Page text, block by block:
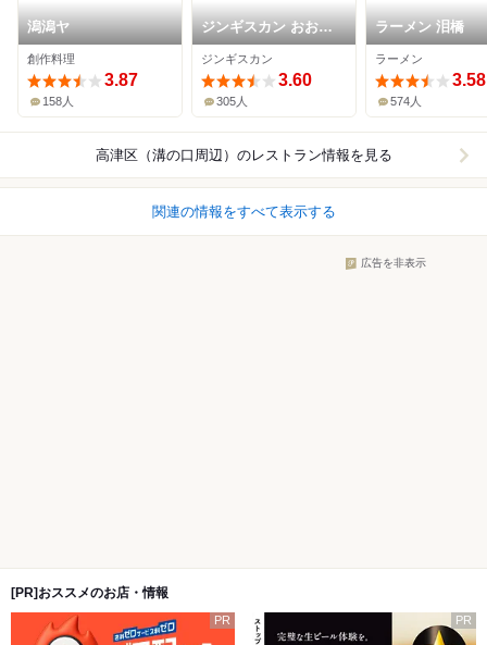
潟潟ヤ
創作料理
3.87
158人
ジンギスカン おおに
し
ジンギスカン
3.60
305人
ラーメン 泪橋
ラーメン
3.58
574人
高津区（溝の口周辺） のレストラン情報を見る
関連の情報をすべて表示する
広告を非表示
[PR]おススメのお店・情報
PR PR